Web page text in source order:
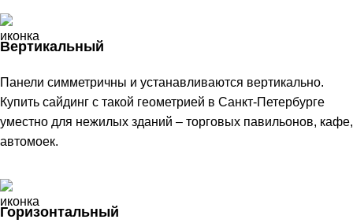
Вертикальный
Панели симметричны и устанавливаются вертикально.
Купить сайдинг с такой геометрией в Санкт-Петербурге
уместно для нежилых зданий – торговых павильонов, кафе,
автомоек.
Горизонтальный